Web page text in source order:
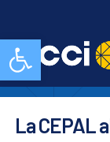
Abrir barra de
La CEPAL